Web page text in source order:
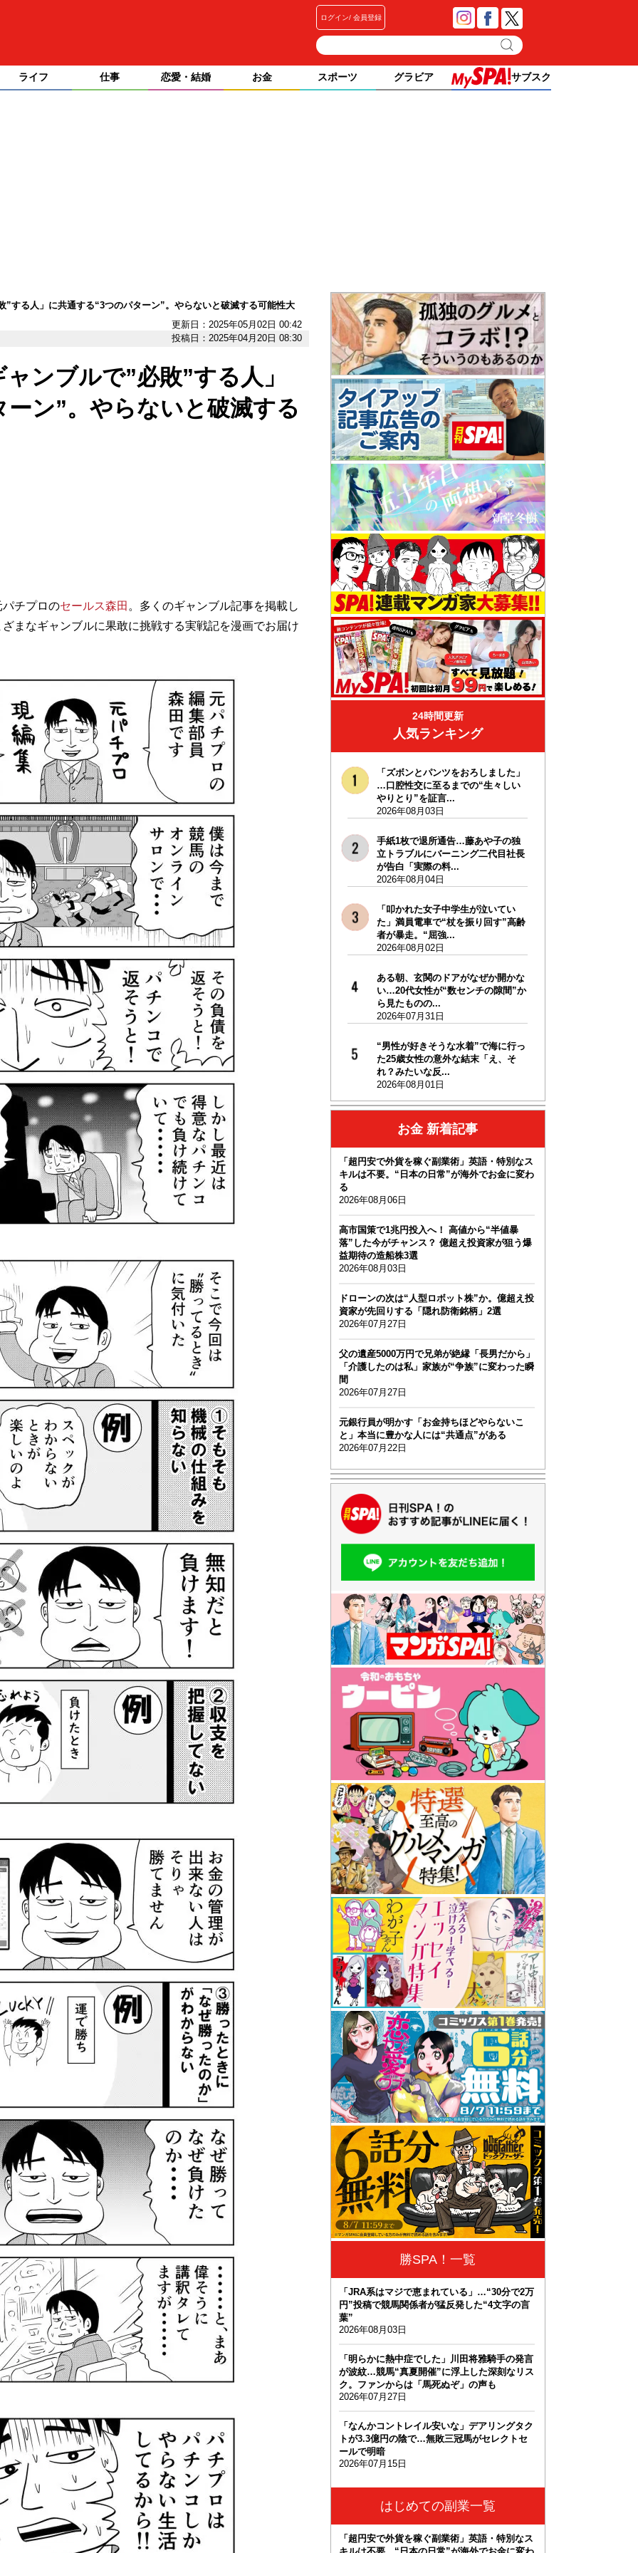
ログイン 会員登録
ライフ 仕事 恋愛・結婚 お金 スポーツ グラビア サブスク
”する人」に共通する“3つのパターン”。やらないと破滅する可能性大
更新日：2025年05月02日 00:42
投稿日：2025年04月20日 08:30
ンブルで”必敗”する人」
ン”。やらないと破滅する
チプロのセールス森田 。多くのギャンブル記事を掲載し
まなギャンブルに果敢に挑戦する実戦記を漫画でお届け
24時間更新
人気ランキング
「ズボンとパンツをおろしました」
…口腔性交に至るまでの“生々しい
やりとり”を証言...
2026年08月03日
手紙1枚で退所通告…藤あや子の独
立トラブルにバーニング二代目社長
が告白「実際の料...
2026年08月04日
「叩かれた女子中学生が泣いてい
た」満員電車で“杖を振り回す”高齢
者が暴走。“屈強...
2026年08月02日
ある朝、玄関のドアがなぜか開かな
い…20代女性が“数センチの隙間”か
ら見たものの...
2026年07月31日
“男性が好きそうな水着”で海に行っ
た25歳女性の意外な結末「え、そ
れ？みたいな反...
2026年08月01日
お金 新着記事
「超円安で外貨を稼ぐ副業術」英語・特別なス
キルは不要。“日本の日常”が海外でお金に変わ
る
2026年08月06日
高市国策で1兆円投入へ！ 高値から“半値暴
落”した今がチャンス？ 億超え投資家が狙う爆
益期待の造船株3選
2026年08月03日
ドローンの次は“人型ロボット株”か。億超え投
資家が先回りする「隠れ防衛銘柄」2選
2026年07月27日
父の遺産5000万円で兄弟が絶縁「長男だから」
「介護したのは私」家族が“争族”に変わった瞬
間
2026年07月27日
元銀行員が明かす「お金持ちほどやらないこ
と」本当に豊かな人には“共通点”がある
2026年07月22日
勝SPA！一覧
「JRA系はマジで恵まれている」…“30分で2万
円”投稿で競馬関係者が猛反発した“4文字の言
葉”
2026年08月03日
「明らかに熱中症でした」川田将雅騎手の発言
が波紋…競馬“真夏開催”に浮上した深刻なリス
ク。ファンからは「馬死ぬぞ」の声も
2026年07月27日
「なんかコントレイル安いな」デアリングタク
トが3.3億円の陰で…無敗三冠馬がセレクトセ
ールで明暗
2026年07月15日
はじめての副業一覧
「超円安で外貨を稼ぐ副業術」英語・特別なス